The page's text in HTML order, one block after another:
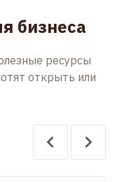
бизнеса
ресурсы
открыть или